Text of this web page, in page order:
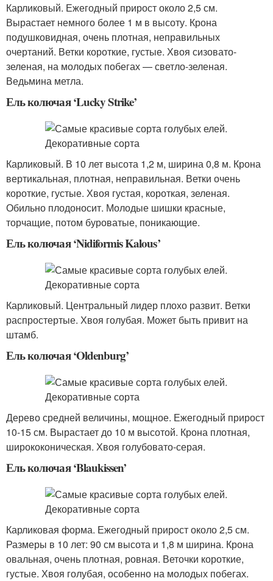
Карликовый. Ежегодный прирост около 2,5 см.
Вырастает немного более 1 м в высоту. Крона
подушковидная, очень плотная, неправильных
очертаний. Ветки короткие, густые. Хвоя сизовато-
зеленая, на молодых побегах — светло-зеленая.
Ведьмина метла.
Ель колючая ‘Lucky Strike’
Карликовый. В 10 лет высота 1,2 м, ширина 0,8 м. Крона
вертикальная, плотная, неправильная. Ветки очень
короткие, густые. Хвоя густая, короткая, зеленая.
Обильно плодоносит. Молодые шишки красные,
торчащие, потом буроватые, поникающие.
Ель колючая ‘Nidiformis Kalous’
Карликовый. Центральный лидер плохо развит. Ветки
распростертые. Хвоя голубая. Может быть привит на
штамб.
Ель колючая ‘Oldenburg’
Дерево средней величины, мощное. Ежегодный прирост
10-15 см. Вырастает до 10 м высотой. Крона плотная,
ширококоническая. Хвоя голубовато-серая.
Ель колючая ‘Blaukissen’
Карликовая форма. Ежегодный прирост около 2,5 см.
Размеры в 10 лет: 90 см высота и 1,8 м ширина. Крона
овальная, очень плотная, ровная. Веточки короткие,
густые. Хвоя голубая, особенно на молодых побегах.